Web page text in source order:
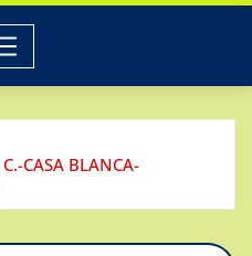
CASA BLANCA-